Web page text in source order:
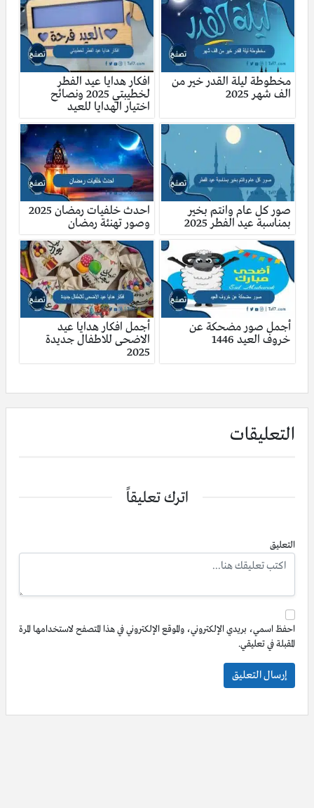
مخطوطة ليلة القدر خير من
الف شهر 2025
افكار هدايا عيد الفطر
لخطيبتي 2025 ونصائح
اختيار الهدايا للعيد
صور كل عام وانتم بخير
بمناسبة عيد الفطر 2025
احدث خلفيات رمضان 2025
وصور تهنئة رمضان
أجمل صور مضحكة عن
خروف العيد 1446
أجمل افكار هدايا عيد
الاضحى للاطفال جديدة
2025
التعليقات
اترك تعليقاً
التعليق
احفظ اسمي، بريدي الإلكتروني، والموقع الإلكتروني في هذا المتصفح لاستخدامها المرة
المقبلة في تعليقي.